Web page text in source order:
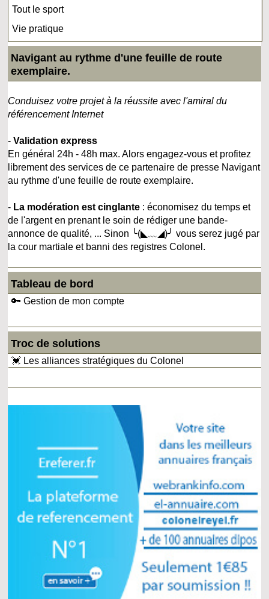
Tout le sport
Vie pratique
Navigant au rythme d'une feuille de route
exemplaire.
Conduisez votre projet à la réussite avec l'amiral du
référencement Internet
-Validation express
En général 24h - 48h max. Alors engagez-vous et profitez
librement des services de ce partenaire de presse Navigant
au rythme d'une feuille de route exemplaire.
- La modération est cinglante : économisez du temps et
de l'argent en prenant le soin de rédiger une bande-
annonce de qualité, ... Sinon ╰(◣﹏◢)╯ vous serez jugé par
la cour martiale et banni des registres Colonel.
Tableau de bord
🔑 Gestion de mon compte
Troc de solutions
💓 Les alliances stratégiques du Colonel